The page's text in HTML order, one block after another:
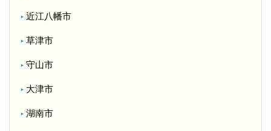
近江八幡市
草津市
守山市
大津市
湖南市